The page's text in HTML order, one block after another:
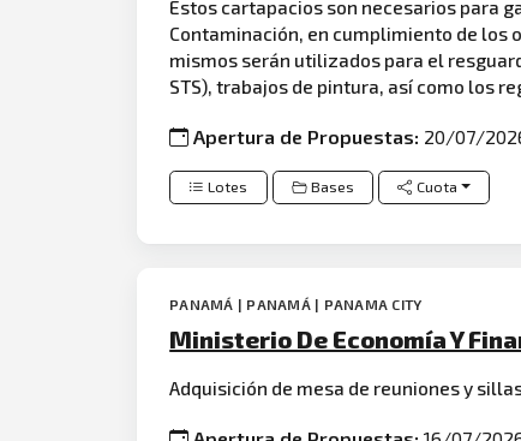
Estos cartapacios son necesarios para
Contaminación, en cumplimiento de los
mismos serán utilizados para el
STS), trabajos de pintura, así como los
Apertura de Propuestas: 20/07/
Lotes Bases Cuota
PANAMÁ | PANAMÁ | PANAMA CITY
Ministerio De Economía Y
Adquisición de mesa de reuniones y